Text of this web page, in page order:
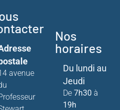
avenue
Nos
horaires
Du lundi au
Jeudi
De 7h30 à
19h